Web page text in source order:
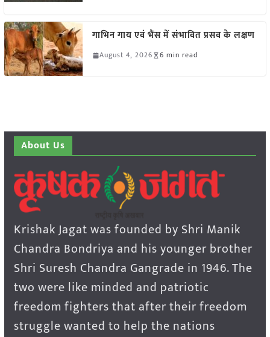
गाभिन गाय एवं भैंस में संभावित प्रसव के लक्षण
August 4, 2026 6 min read
About Us
Krishak Jagat was founded by Shri Manik
Chandra Bondriya and his younger brother
Shri Suresh Chandra Gangrade in 1946. The
two were like minded and patriotic
freedom fighters that after their freedom
struggle wanted to help the nations